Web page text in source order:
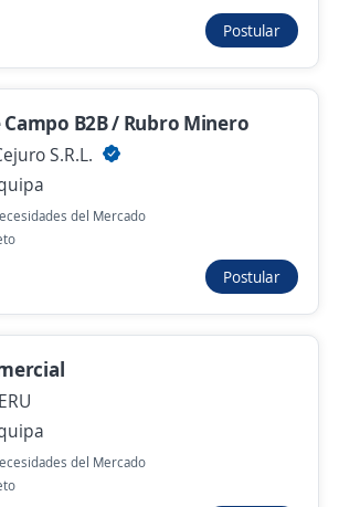
Empleo destacado
// Claro Negocios //
Empleo destacado
MEDICO DANIEL ALCIDES
Postular
B2B / Rubro Minero
S.R.L.
del Mercado
Postular
del Mercado